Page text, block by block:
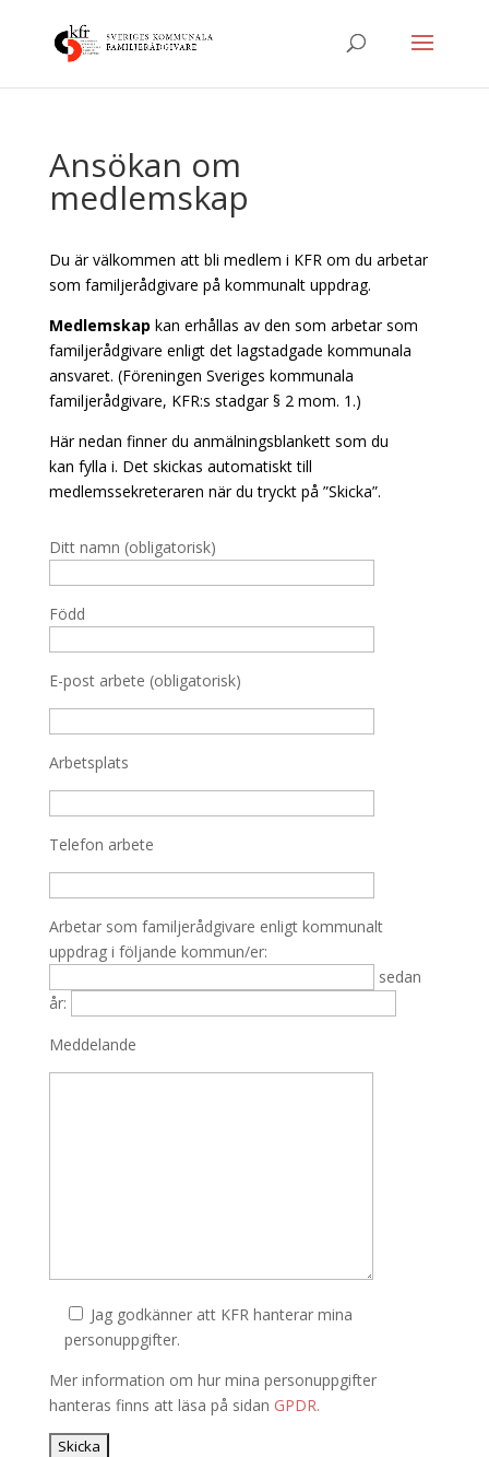
Ansökan om
medlemskap
Du är välkommen att bli medlem i KFR om du arbetar
som familjerådgivare på kommunalt uppdrag.
Medlemskap kan erhållas av den som arbetar som
familjerådgivare enligt det lagstadgade kommunala
ansvaret. (Föreningen Sveriges kommunala
familjerådgivare, KFR:s stadgar § 2 mom. 1.)
Här nedan finner du anmälningsblankett som du
kan fylla i. Det skickas automatiskt till
medlemssekreteraren när du tryckt på ”Skicka”.
Ditt namn (obligatorisk)
Född
E-post arbete (obligatorisk)
Arbetsplats
Telefon arbete
Arbetar som familjerådgivare enligt kommunalt
uppdrag i följande kommun/er:
sedan
år:
Meddelande
Jag godkänner att KFR hanterar mina
personuppgifter.
Mer information om hur mina personuppgifter
hanteras finns att läsa på sidan GPDR.